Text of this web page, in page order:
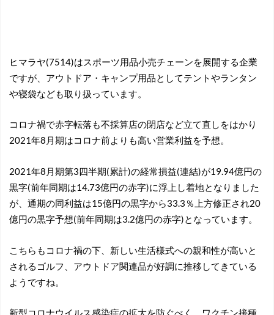
ヒマラヤ(7514)はスポーツ用品小売チェーンを展開する企業
ですが、アウトドア・キャンプ用品としてテントやランタン
や寝袋なども取り扱っています。
コロナ禍で赤字転落も不採算店の閉店など立て直しをはかり
2021年8月期はコロナ前よりも高い営業利益を予想。
2021年8月期第3四半期(累計)の経常損益(連結)が19.94億円の
黒字(前年同期は14.73億円の赤字)に浮上し着地となりました
が、通期の同利益は15億円の黒字から33.3％上方修正され20
億円の黒字予想(前年同期は3.2億円の赤字)となっています。
こちらもコロナ禍の下、新しい生活様式への親和性が高いと
されるゴルフ、アウトドア関連品が好調に推移してきている
ようですね。
新型コロナウイルス感染症の拡大を防ぐべく、ワクチン接種